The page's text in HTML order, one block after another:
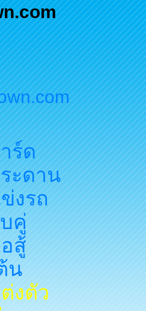
ร์ด
ะดาน
งรถ
คู่
สู้
น
งตัว